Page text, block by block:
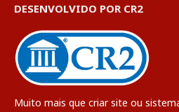
DESENVOLVIDO POR CR2
Muito mais que criar site ou